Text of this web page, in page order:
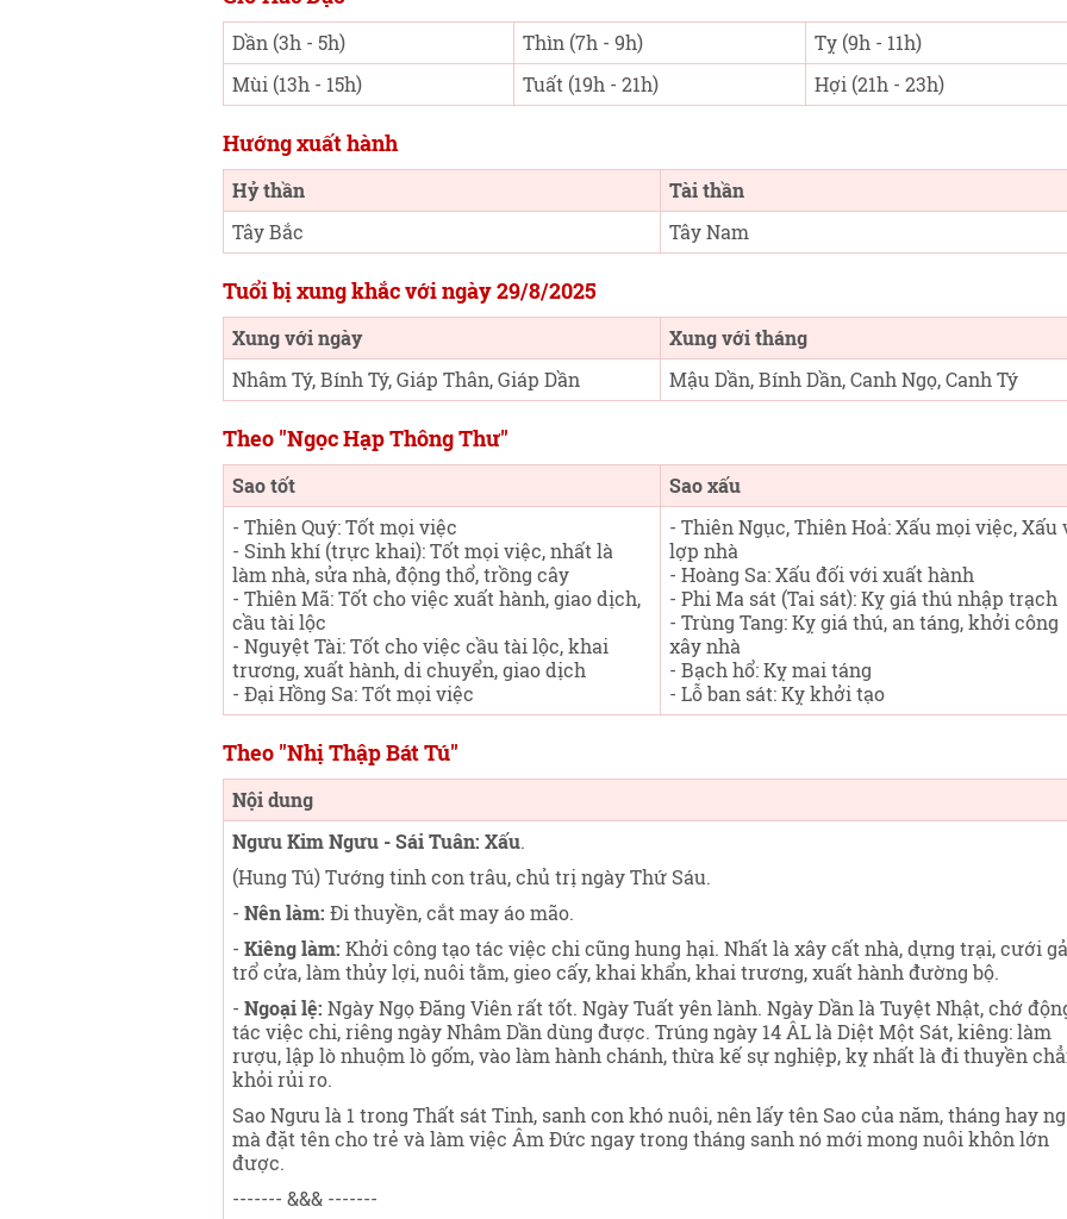
Dần (3h - 5h) Thìn (7h - 9h)
Tỵ (9h - 11h)
Mùi (13h - 15h)
Tuất (19h - 21h) Hợi (21h - 23h)
Hướng xuất hành
Hỷ thần
Tài thần
Tây Bắc
Tây Nam
Tuổi bị xung khắc với ngày 29/8/2025
Xung với ngày
Xung với tháng
Nhâm Tý, Bính Tý, Giáp Thân, Giáp Dần
Mậu Dần, Bính Dần, Canh Ngọ, Canh Tý
Theo "Ngọc Hạp Thông Thư"
Sao tốt
Sao xấu
- Thiên Quý: Tốt mọi việc
- Sinh khí (trực khai): Tốt mọi việc, nhất là
làm nhà, sửa nhà, động thổ, trồng cây
- Thiên Mã: Tốt cho việc xuất hành, giao dịch,
cầu tài lộc
- Nguyệt Tài: Tốt cho việc cầu tài lộc, khai
trương, xuất hành, di chuyển, giao dịch
- Đại Hồng Sa: Tốt mọi việc
- Thiên Ngục, Thiên Hoả: Xấu mọi việc, Xấu
lợp nhà
- Hoàng Sa: Xấu đối với xuất hành
- Phi Ma sát (Tai sát): Kỵ giá thú nhập trạch
- Trùng Tang: Kỵ giá thú, an táng, khởi công
xây nhà
- Bạch hổ: Kỵ mai táng
- Lỗ ban sát: Kỵ khởi tạo
Theo "Nhị Thập Bát Tú"
Nội dung
Ngưu Kim Ngưu - Sái Tuân: Xấu.
(Hung Tú) Tướng tinh con trâu, chủ trị ngày Thứ Sáu.
- Nên làm: Đi thuyền, cắt may áo mão.
- Kiêng làm: Khởi công tạo tác việc chi cũng hung hại. Nhất là xây cất nhà, dựng trại, cưới
trổ cửa, làm thủy lợi, nuôi tằm, gieo cấy, khai khẩn, khai trương, xuất hành đường bộ.
- Ngoại lệ: Ngày Ngọ Đăng Viên rất tốt. Ngày Tuất yên lành. Ngày Dần là Tuyệt Nhật, chớ
tác việc chi, riêng ngày Nhâm Dần dùng được. Trúng ngày 14 ÂL là Diệt Một Sát, kiêng: làm
rượu, lập lò nhuộm lò gốm, vào làm hành chánh, thừa kế sự nghiệp, kỵ nhất là đi thuyền
khỏi rủi ro.
Sao Ngưu là 1 trong Thất sát Tinh, sanh con khó nuôi, nên lấy tên Sao của năm, tháng hay
mà đặt tên cho trẻ và làm việc Âm Đức ngay trong tháng sanh nó mới mong nuôi khôn lớn
được.
------- &&& -------